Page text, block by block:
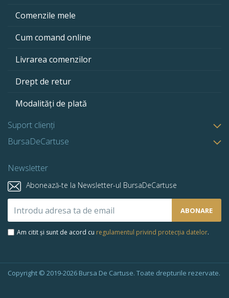
Comenzile mele
Cum comand online
Livrarea comenzilor
Drept de retur
Modalități de plată
Suport clienți
BursaDeCartuse
Newsletter
Abonează-te la Newsletter-ul BursaDeCartuse
la
newsletter-
ABONARE
Am citit și sunt de acord cu regulamentul privind protecția datelor.
Copyright © 2019-2026 Bursa De Cartuse. Toate drepturile rezervate.